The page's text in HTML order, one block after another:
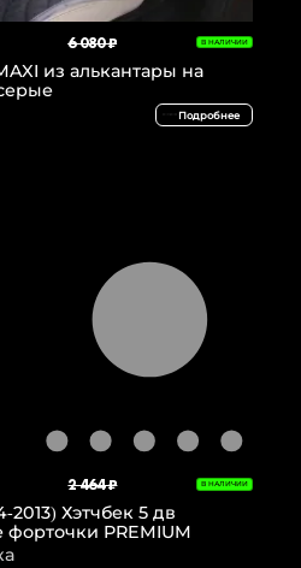
6 080 ₽ В НАЛИЧИИ
из алькантары на
Подробнее
2 464 ₽ В НАЛИЧИИ
2013) Хэтчбек 5 дв
PREMIUM